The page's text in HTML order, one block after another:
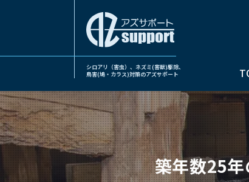
シロアリ（害虫）、ネズミ(害獣)駆除、
鳥害(鳩・カラス)対策のアズサポート
築年数25